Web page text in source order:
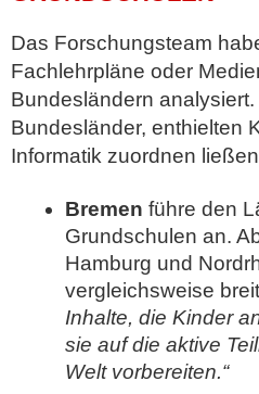
Das Forschungsteam
Fachlehrpläne oder
Bundesländern
Bundesländer, enthielten
Informatik zuordnen
Bremen führe den
Grundschulen an.
Hamburg und
vergleichsweise
Inhalte, die Kinder
sie auf die aktive
Welt vorbereiten.“